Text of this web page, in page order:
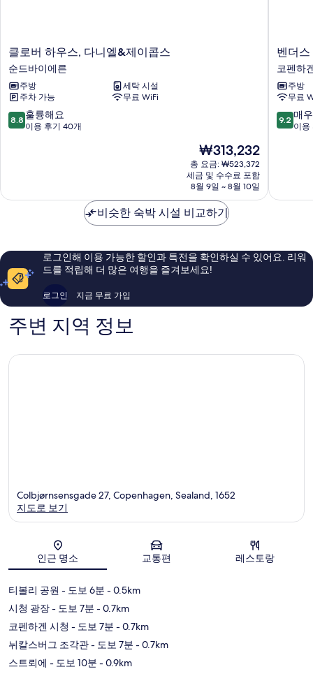
클
로
버
하
우
스,
다
콥
바
에
른
클로버 하우스, 다니엘&제이콥스
순드바이에른
주방
세탁 시설
주차 가능
무료 WiFi
10
점
훌
이
후
기
8.8 훌륭해요
이용 후기 40개
현
재
요
금
₩313,232
₩313,232
총 요금: ₩523,372
세금 및 수수료 포함
8월 9일 ~ 8월 10일
벤
더
스
코
펜
하
겐
운
벤더
코펜하
주방
무료
10
점
매
해
요,
9.2 매
이용
비슷한 숙박 시설 비교하기
로그인해 이용 가능한 할인과 특전을 확인하실 수 있어요. 리워
드를 적립해 더 많은 여행을 즐겨보세요!
로그인 지금 무료 가입
주변 지역 정보
지도
Colbjørnsensgade 27, Copenhagen, Sealand, 1652
지도로 보기
인근 명소 교통편 레스토랑
티볼리 공원 - 도보 6분 - 0.5km
시청 광장- 도보 7분 - 0.7km
코펜하겐 시청 - 도보 7분 - 0.7km
뉘칼스버그 조각관- 도보 7분 - 0.7km
스트뢰에 - 도보 10분 - 0.9km